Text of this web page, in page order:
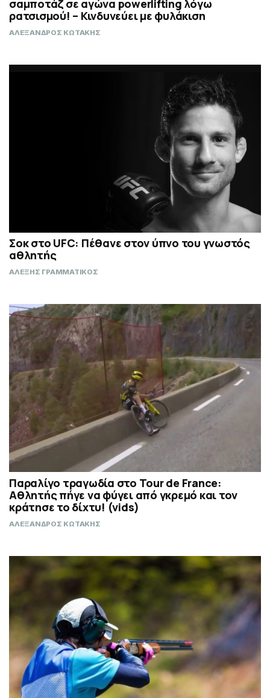
σαμποτάζ σε αγώνα powerlifting λόγω
ρατσισμού! – Κινδυνεύει με φυλάκιση
ΑΛΕΞΑΝΔΡΟΣ ΚΩΤΑΚΗΣ
Σοκ στο UFC: Πέθανε στον ύπνο του γνωστός
αθλητής
ΑΛΕΞΗΣ ΓΡΑΜΜΑΤΙΚΟΣ
Παραλίγο τραγωδία στο Tour de France:
Αθλητής πήγε να φύγει από γκρεμό και τον
κράτησε το δίχτυ! (vids)
ΑΛΕΞΑΝΔΡΟΣ ΚΩΤΑΚΗΣ